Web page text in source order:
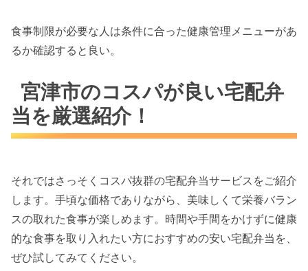
食事制限が必要な人は条件に合った健康管理メニューがあ
るか確認すると良い。
宮津市のコスパが良い宅配弁
当を厳選紹介！
それではさっそくコスパ抜群の宅配弁当サービスをご紹介
します。手頃な価格でありながら、美味しくて栄養バラン
スの取れた食事が楽しめます。時間や手間をかけずに健康
的な食事を取り入れたい方におすすめの安い宅配弁当を、
ぜひ試してみてください。